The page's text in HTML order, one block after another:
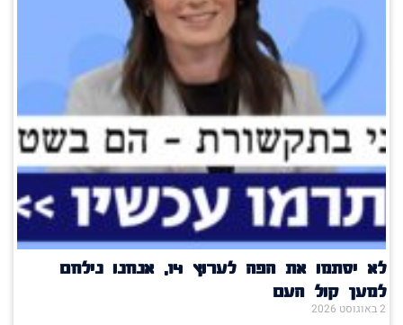
לא יסתמו את הפה לערוץ 14, אנחנו נילחם
למען קול העם
2 באוגוסט 2026